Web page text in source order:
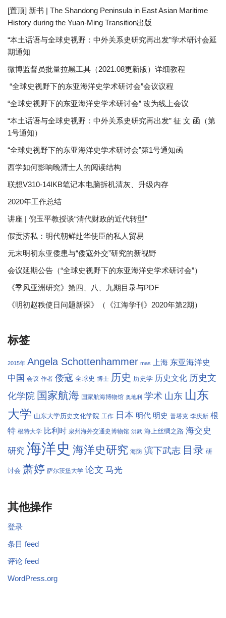
[置顶] 新书 | The Shandong Peninsula in East Asian Maritime
History during the Yuan-Ming Transition出版
“本土话语与全球史视野：中外关系史研究再出发”学术研讨会延
期通知
微博监督员批量拉黑工具（2021.08更新版）详细教程
“全球史视野下的东亚海洋史学术研讨会”会议议程
“全球史视野下的东亚海洋史学术研讨会” 改为线上会议
“本土话语与全球史视野：中外关系史研究再出发” 征 文 函（第
1号通知）
“全球史视野下的东亚海洋史学术研讨会”第1号通知函
西学如何影响晚清士人的阅读结构
联想V310-14IKB笔记本电脑拆机清灰、升级内存
2020年工作总结
讲座 | 倪玉平教授谈“清代财政的近代转型”
假贡济私：明代朝鲜赴华使臣的私人贸易
元末明初东亚倭患与“倭寇外交”研究的新视野
会议延期公告（“全球史视野下的东亚海洋史学术研讨会”）
《季风亚洲研究》第四、八、九期目录与PDF
《明初赵秩使日问题新探》（《江海学刊》2020年第2期）
标签
2015年 Angela Schottenhammer mas 上海 东亚海洋史
中国 会议 作者 倭寇 全球史 博士 历史 历史学 历史文化 历史文
化学院 国家航海 国家航海博物馆 奥地利 学术 山东 山东
大学 山东大学历史文化学院 工作 日本 明代 明史 普塔克 李庆新 根
特 根特大学 比利时 泉州海外交通史博物馆 洪武 海上丝绸之路 海交史
研究 海洋史 海洋史研究 海防 滨下武志 目录 研
讨会 萧婷 萨尔茨堡大学 论文 马光
其他操作
登录
条目 feed
评论 feed
WordPress.org